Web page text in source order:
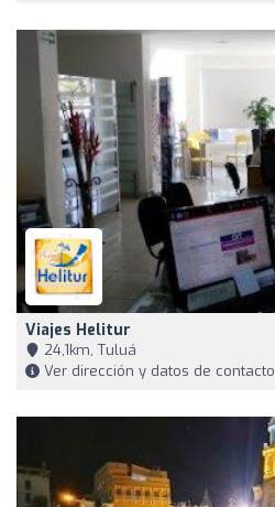
Viajes Helitur
24,1km, Tuluá
Ver dirección y datos de contacto